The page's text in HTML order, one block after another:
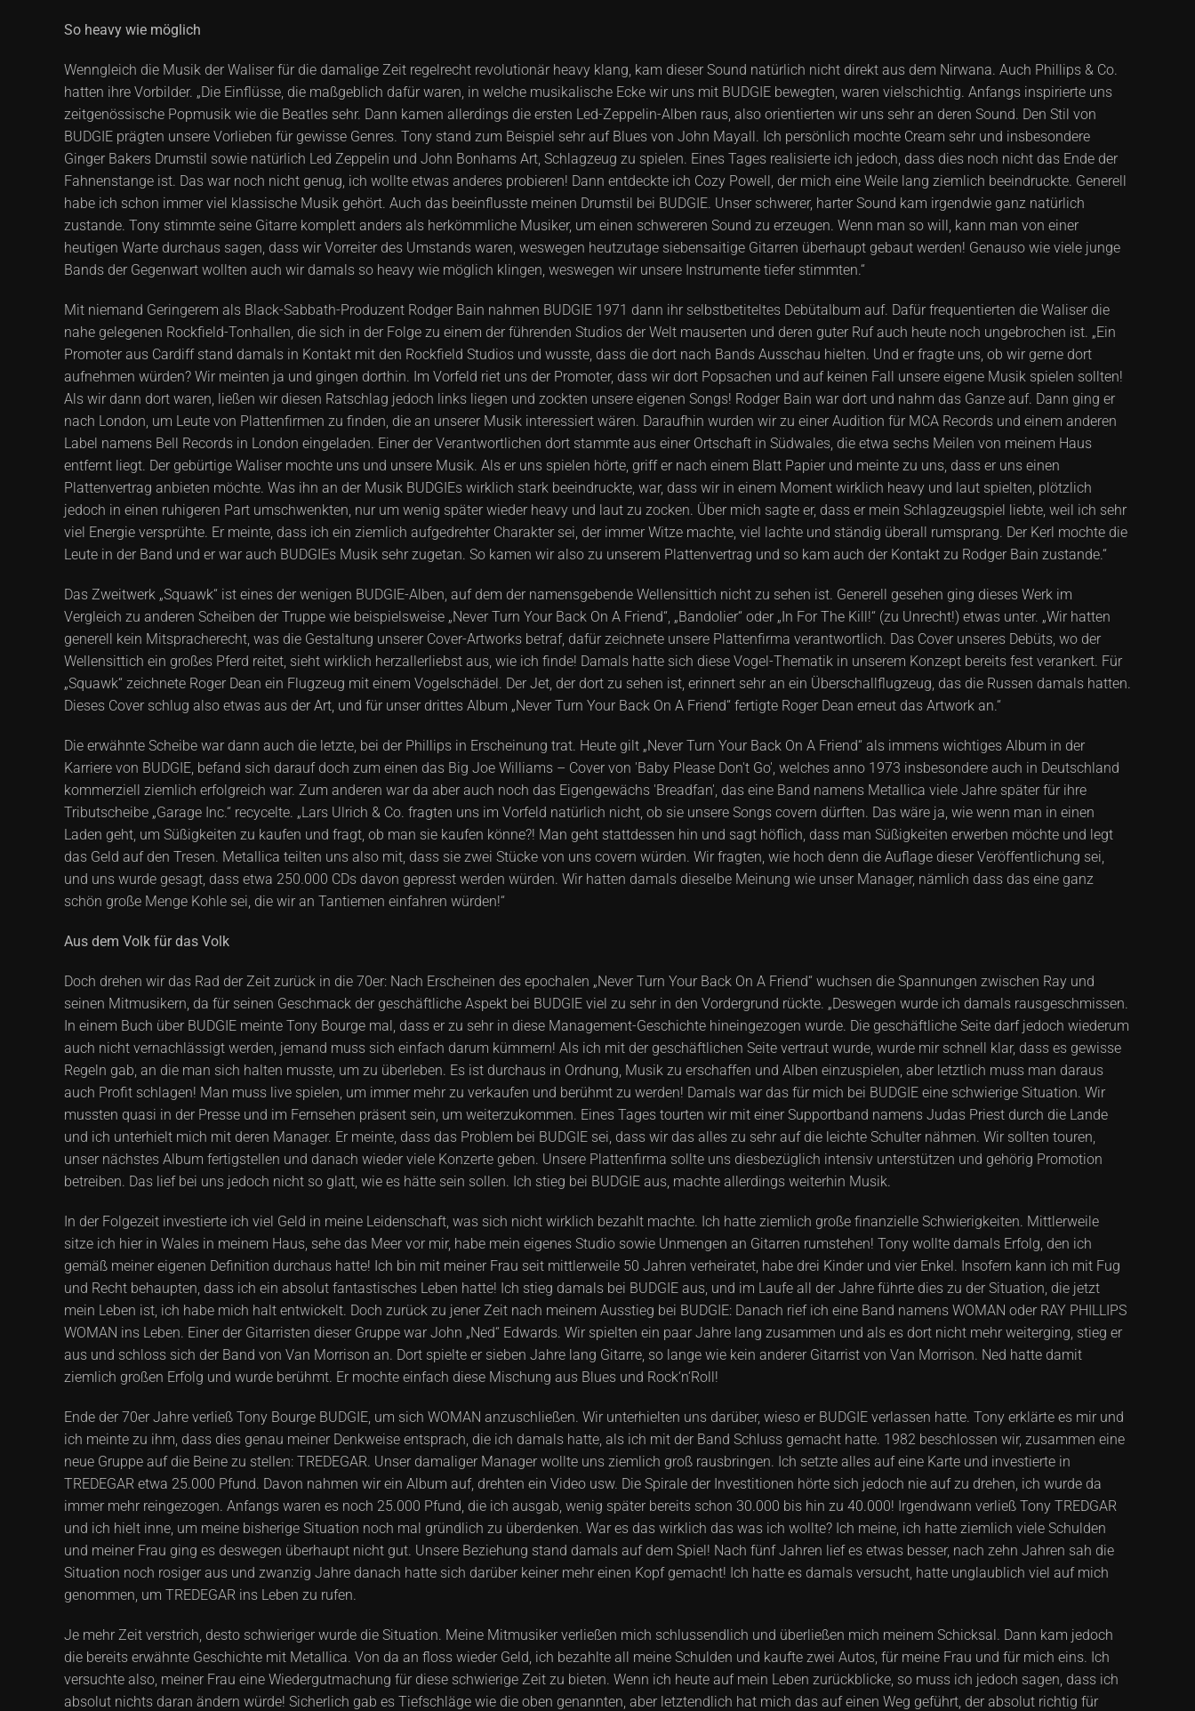
So heavy wie möglich
Wenngleich die Musik der Waliser für die damalige Zeit regelrecht revolutionär heavy klang, kam dieser Sound natürlich nicht direkt aus dem Nirwana. Auch Phillips & Co.
hatten ihre Vorbilder. „Die Einflüsse, die maßgeblich dafür waren, in welche musikalische Ecke wir uns mit BUDGIE bewegten, waren vielschichtig. Anfangs inspirierte uns
zeitgenössische Popmusik wie die Beatles sehr. Dann kamen allerdings die ersten Led-Zeppelin-Alben raus, also orientierten wir uns sehr an deren Sound. Den Stil von
BUDGIE prägten unsere Vorlieben für gewisse Genres. Tony stand zum Beispiel sehr auf Blues von John Mayall. Ich persönlich mochte Cream sehr und insbesondere
Ginger Bakers Drumstil sowie natürlich Led Zeppelin und John Bonhams Art, Schlagzeug zu spielen. Eines Tages realisierte ich jedoch, dass dies noch nicht das Ende der
Fahnenstange ist. Das war noch nicht genug, ich wollte etwas anderes probieren! Dann entdeckte ich Cozy Powell, der mich eine Weile lang ziemlich beeindruckte. Generell
habe ich schon immer viel klassische Musik gehört. Auch das beeinflusste meinen Drumstil bei BUDGIE. Unser schwerer, harter Sound kam irgendwie ganz natürlich
zustande. Tony stimmte seine Gitarre komplett anders als herkömmliche Musiker, um einen schwereren Sound zu erzeugen. Wenn man so will, kann man von einer
heutigen Warte durchaus sagen, dass wir Vorreiter des Umstands waren, weswegen heutzutage siebensaitige Gitarren überhaupt gebaut werden! Genauso wie viele junge
Bands der Gegenwart wollten auch wir damals so heavy wie möglich klingen, weswegen wir unsere Instrumente tiefer stimmten.“
Mit niemand Geringerem als Black-Sabbath-Produzent Rodger Bain nahmen BUDGIE 1971 dann ihr selbstbetiteltes Debütalbum auf. Dafür frequentierten die Waliser die
nahe gelegenen Rockfield-Tonhallen, die sich in der Folge zu einem der führenden Studios der Welt mauserten und deren guter Ruf auch heute noch ungebrochen ist. „Ein
Promoter aus Cardiff stand damals in Kontakt mit den Rockfield Studios und wusste, dass die dort nach Bands Ausschau hielten. Und er fragte uns, ob wir gerne dort
aufnehmen würden? Wir meinten ja und gingen dorthin. Im Vorfeld riet uns der Promoter, dass wir dort Popsachen und auf keinen Fall unsere eigene Musik spielen sollten!
Als wir dann dort waren, ließen wir diesen Ratschlag jedoch links liegen und zockten unsere eigenen Songs! Rodger Bain war dort und nahm das Ganze auf. Dann ging er
nach London, um Leute von Plattenfirmen zu finden, die an unserer Musik interessiert wären. Daraufhin wurden wir zu einer Audition für MCA Records und einem anderen
Label namens Bell Records in London eingeladen. Einer der Verantwortlichen dort stammte aus einer Ortschaft in Südwales, die etwa sechs Meilen von meinem Haus
entfernt liegt. Der gebürtige Waliser mochte uns und unsere Musik. Als er uns spielen hörte, griff er nach einem Blatt Papier und meinte zu uns, dass er uns einen
Plattenvertrag anbieten möchte. Was ihn an der Musik BUDGIEs wirklich stark beeindruckte, war, dass wir in einem Moment wirklich heavy und laut spielten, plötzlich
jedoch in einen ruhigeren Part umschwenkten, nur um wenig später wieder heavy und laut zu zocken. Über mich sagte er, dass er mein Schlagzeugspiel liebte, weil ich sehr
viel Energie versprühte. Er meinte, dass ich ein ziemlich aufgedrehter Charakter sei, der immer Witze machte, viel lachte und ständig überall rumsprang. Der Kerl mochte die
Leute in der Band und er war auch BUDGIEs Musik sehr zugetan. So kamen wir also zu unserem Plattenvertrag und so kam auch der Kontakt zu Rodger Bain zustande.“
Das Zweitwerk „Squawk“ ist eines der wenigen BUDGIE-Alben, auf dem der namensgebende Wellensittich nicht zu sehen ist. Generell gesehen ging dieses Werk im
Vergleich zu anderen Scheiben der Truppe wie beispielsweise „Never Turn Your Back On A Friend“, „Bandolier“ oder „In For The Kill!“ (zu Unrecht!) etwas unter. „Wir hatten
generell kein Mitspracherecht, was die Gestaltung unserer Cover-Artworks betraf, dafür zeichnete unsere Plattenfirma verantwortlich. Das Cover unseres Debüts, wo der
Wellensittich ein großes Pferd reitet, sieht wirklich herzallerliebst aus, wie ich finde! Damals hatte sich diese Vogel-Thematik in unserem Konzept bereits fest verankert. Für
„Squawk“ zeichnete Roger Dean ein Flugzeug mit einem Vogelschädel. Der Jet, der dort zu sehen ist, erinnert sehr an ein Überschallflugzeug, das die Russen damals hatten.
Dieses Cover schlug also etwas aus der Art, und für unser drittes Album „Never Turn Your Back On A Friend“ fertigte Roger Dean erneut das Artwork an.“
Die erwähnte Scheibe war dann auch die letzte, bei der Phillips in Erscheinung trat. Heute gilt „Never Turn Your Back On A Friend“ als immens wichtiges Album in der
Karriere von BUDGIE, befand sich darauf doch zum einen das Big Joe Williams – Cover von 'Baby Please Don't Go', welches anno 1973 insbesondere auch in Deutschland
kommerziell ziemlich erfolgreich war. Zum anderen war da aber auch noch das Eigengewächs 'Breadfan', das eine Band namens Metallica viele Jahre später für ihre
Tributscheibe „Garage Inc.“ recycelte. „Lars Ulrich & Co. fragten uns im Vorfeld natürlich nicht, ob sie unsere Songs covern dürften. Das wäre ja, wie wenn man in einen
Laden geht, um Süßigkeiten zu kaufen und fragt, ob man sie kaufen könne?! Man geht stattdessen hin und sagt höflich, dass man Süßigkeiten erwerben möchte und legt
das Geld auf den Tresen. Metallica teilten uns also mit, dass sie zwei Stücke von uns covern würden. Wir fragten, wie hoch denn die Auflage dieser Veröffentlichung sei,
und uns wurde gesagt, dass etwa 250.000 CDs davon gepresst werden würden. Wir hatten damals dieselbe Meinung wie unser Manager, nämlich dass das eine ganz
schön große Menge Kohle sei, die wir an Tantiemen einfahren würden!“
Aus dem Volk für das Volk
Doch drehen wir das Rad der Zeit zurück in die 70er: Nach Erscheinen des epochalen „Never Turn Your Back On A Friend“ wuchsen die Spannungen zwischen Ray und
seinen Mitmusikern, da für seinen Geschmack der geschäftliche Aspekt bei BUDGIE viel zu sehr in den Vordergrund rückte. „Deswegen wurde ich damals rausgeschmissen.
In einem Buch über BUDGIE meinte Tony Bourge mal, dass er zu sehr in diese Management-Geschichte hineingezogen wurde. Die geschäftliche Seite darf jedoch wiederum
auch nicht vernachlässigt werden, jemand muss sich einfach darum kümmern! Als ich mit der geschäftlichen Seite vertraut wurde, wurde mir schnell klar, dass es gewisse
Regeln gab, an die man sich halten musste, um zu überleben. Es ist durchaus in Ordnung, Musik zu erschaffen und Alben einzuspielen, aber letztlich muss man daraus
auch Profit schlagen! Man muss live spielen, um immer mehr zu verkaufen und berühmt zu werden! Damals war das für mich bei BUDGIE eine schwierige Situation. Wir
mussten quasi in der Presse und im Fernsehen präsent sein, um weiterzukommen. Eines Tages tourten wir mit einer Supportband namens Judas Priest durch die Lande
und ich unterhielt mich mit deren Manager. Er meinte, dass das Problem bei BUDGIE sei, dass wir das alles zu sehr auf die leichte Schulter nähmen. Wir sollten touren,
unser nächstes Album fertigstellen und danach wieder viele Konzerte geben. Unsere Plattenfirma sollte uns diesbezüglich intensiv unterstützen und gehörig Promotion
betreiben. Das lief bei uns jedoch nicht so glatt, wie es hätte sein sollen. Ich stieg bei BUDGIE aus, machte allerdings weiterhin Musik.
In der Folgezeit investierte ich viel Geld in meine Leidenschaft, was sich nicht wirklich bezahlt machte. Ich hatte ziemlich große finanzielle Schwierigkeiten. Mittlerweile
sitze ich hier in Wales in meinem Haus, sehe das Meer vor mir, habe mein eigenes Studio sowie Unmengen an Gitarren rumstehen! Tony wollte damals Erfolg, den ich
gemäß meiner eigenen Definition durchaus hatte! Ich bin mit meiner Frau seit mittlerweile 50 Jahren verheiratet, habe drei Kinder und vier Enkel. Insofern kann ich mit Fug
und Recht behaupten, dass ich ein absolut fantastisches Leben hatte! Ich stieg damals bei BUDGIE aus, und im Laufe all der Jahre führte dies zu der Situation, die jetzt
mein Leben ist, ich habe mich halt entwickelt. Doch zurück zu jener Zeit nach meinem Ausstieg bei BUDGIE: Danach rief ich eine Band namens WOMAN oder RAY PHILLIPS
WOMAN ins Leben. Einer der Gitarristen dieser Gruppe war John „Ned“ Edwards. Wir spielten ein paar Jahre lang zusammen und als es dort nicht mehr weiterging, stieg er
aus und schloss sich der Band von Van Morrison an. Dort spielte er sieben Jahre lang Gitarre, so lange wie kein anderer Gitarrist von Van Morrison. Ned hatte damit
ziemlich großen Erfolg und wurde berühmt. Er mochte einfach diese Mischung aus Blues und Rock‘n‘Roll!
Ende der 70er Jahre verließ Tony Bourge BUDGIE, um sich WOMAN anzuschließen. Wir unterhielten uns darüber, wieso er BUDGIE verlassen hatte. Tony erklärte es mir und
ich meinte zu ihm, dass dies genau meiner Denkweise entsprach, die ich damals hatte, als ich mit der Band Schluss gemacht hatte. 1982 beschlossen wir, zusammen eine
neue Gruppe auf die Beine zu stellen: TREDEGAR. Unser damaliger Manager wollte uns ziemlich groß rausbringen. Ich setzte alles auf eine Karte und investierte in
TREDEGAR etwa 25.000 Pfund. Davon nahmen wir ein Album auf, drehten ein Video usw. Die Spirale der Investitionen hörte sich jedoch nie auf zu drehen, ich wurde da
immer mehr reingezogen. Anfangs waren es noch 25.000 Pfund, die ich ausgab, wenig später bereits schon 30.000 bis hin zu 40.000! Irgendwann verließ Tony TREDGAR
und ich hielt inne, um meine bisherige Situation noch mal gründlich zu überdenken. War es das wirklich das was ich wollte? Ich meine, ich hatte ziemlich viele Schulden
und meiner Frau ging es deswegen überhaupt nicht gut. Unsere Beziehung stand damals auf dem Spiel! Nach fünf Jahren lief es etwas besser, nach zehn Jahren sah die
Situation noch rosiger aus und zwanzig Jahre danach hatte sich darüber keiner mehr einen Kopf gemacht! Ich hatte es damals versucht, hatte unglaublich viel auf mich
genommen, um TREDEGAR ins Leben zu rufen.
Je mehr Zeit verstrich, desto schwieriger wurde die Situation. Meine Mitmusiker verließen mich schlussendlich und überließen mich meinem Schicksal. Dann kam jedoch
die bereits erwähnte Geschichte mit Metallica. Von da an floss wieder Geld, ich bezahlte all meine Schulden und kaufte zwei Autos, für meine Frau und für mich eins. Ich
versuchte also, meiner Frau eine Wiedergutmachung für diese schwierige Zeit zu bieten. Wenn ich heute auf mein Leben zurückblicke, so muss ich jedoch sagen, dass ich
absolut nichts daran ändern würde! Sicherlich gab es Tiefschläge wie die oben genannten, aber letztendlich hat mich das auf einen Weg geführt, der absolut richtig für